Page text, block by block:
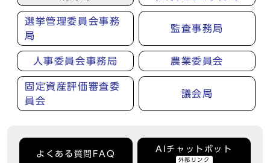
選挙管理委員会事務
局
監査事務局
人事委員会事務局 農業委員会
固定資産評価審査委
員会
議会局
よくある質問FAQ
AIチャットボット
外部リンク